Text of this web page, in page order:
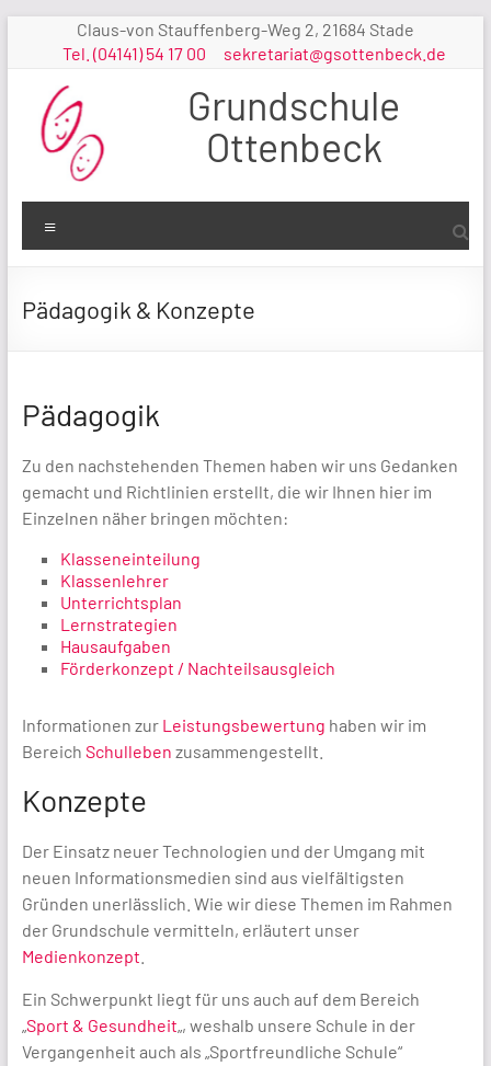
Claus-von Stauffenberg-Weg 2, 21684 Stade
Tel. (04141) 54 17 00
sekretariat@gsottenbeck.de
Grundschule
Ottenbeck
Pädagogik & Konzepte
Pädagogik
Zu den nachstehenden Themen haben wir uns Gedanken
gemacht und Richtlinien erstellt, die wir Ihnen hier im
Einzelnen näher bringen möchten:
Klasseneinteilung
Klassenlehrer
Unterrichtsplan
Lernstrategien
Hausaufgaben
Förderkonzept / Nachteilsausgleich
Informationen zur Leistungsbewertung haben wir im
Bereich Schulleben zusammengestellt.
Konzepte
Der Einsatz neuer Technologien und der Umgang mit
neuen Informationsmedien sind aus vielfältigsten
Gründen unerlässlich. Wie wir diese Themen im Rahmen
der Grundschule vermitteln, erläutert unser
Medienkonzept
Ein Schwerpunkt liegt für uns auch auf dem Bereich
„Sport & Gesundheit„, weshalb unsere Schule in der
Vergangenheit auch als „Sportfreundliche Schule“